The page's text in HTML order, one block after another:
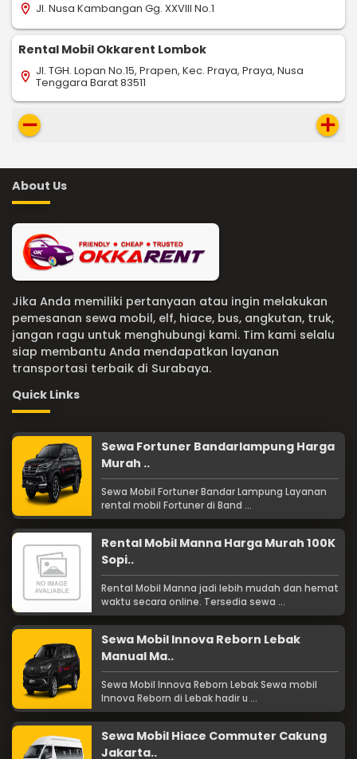
location_on Jl. Nusa Kambangan Gg. XXVIII No.1
Rental Mobil Okkarent Lombok
location_on Jl. TGH. Lopan No.15, Prapen, Kec. Praya, Praya, Nusa
Tenggara Barat 83511
remove add
About Us
Jika Anda memiliki pertanyaan atau ingin melakukan
pemesanan sewa mobil, elf, hiace, bus, angkutan, truk,
jangan ragu untuk menghubungi kami. Tim kami selalu
siap membantu Anda mendapatkan layanan
transportasi terbaik di Surabaya.
Quick Links
Sewa Fortuner Bandarlampung Harga
Murah ..
Sewa Mobil Fortuner Bandar Lampung Layanan
rental mobil Fortuner di Band ...
Rental Mobil Manna Harga Murah 100K
Sopi..
Rental Mobil Manna jadi lebih mudah dan hemat
waktu secara online. Tersedia sewa ...
Sewa Mobil Innova Reborn Lebak
Manual Ma..
Sewa Mobil Innova Reborn Lebak Sewa mobil
Innova Reborn di Lebak hadir u ...
Sewa Mobil Hiace Commuter Cakung
Jakarta..